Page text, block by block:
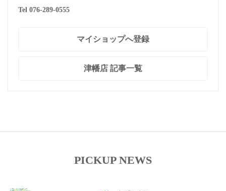
Tel 076-289-0555
マイショップへ登録
津幡店 記事一覧
PICKUP NEWS